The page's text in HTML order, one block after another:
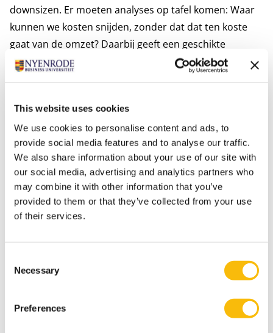
This website uses cookies
We use cookies to personalise content and ads, to
provide social media features and to analyse our traffic.
We also share information about your use of our site with
our social media, advertising and analytics partners who
may combine it with other information that you’ve
provided to them or that they’ve collected from your use
of their services.
Selection
Necessary
Preferences
downsizen. Er moeten analyses op tafel komen: Waar
kunnen we kosten snijden, zonder dat dat ten koste
gaat van de omzet? Daarbij geeft een geschikte
finance-manager goed onderbouwde scenario’s mee.
Splitsing tussen crisismanagement en beheer
De Wit verwacht dat de gevolgen van de coronacrisis
nog wel twee jaar gaan duren. “Dat is mijn inschatting.
De vraag wordt hoe je je finance organisatie daarvoor
inricht. Ik zou niet proberen het schaap met de vijf
poten te zoeken. Maak onderscheid tussen twee heel
verschillende processen. Met aan de ene kant de
finance zich op zijn governance-taak. Het andere deel
bevat ondernemend meedenken met de business.
Zelden zijn die twee aspecten in één persoon te